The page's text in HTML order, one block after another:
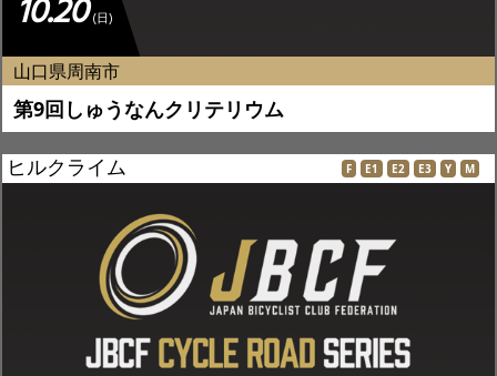
10.20 (日)
山口県周南市
第9回しゅうなんクリテリウム
ヒルクライム F E1 E2 E3 Y M